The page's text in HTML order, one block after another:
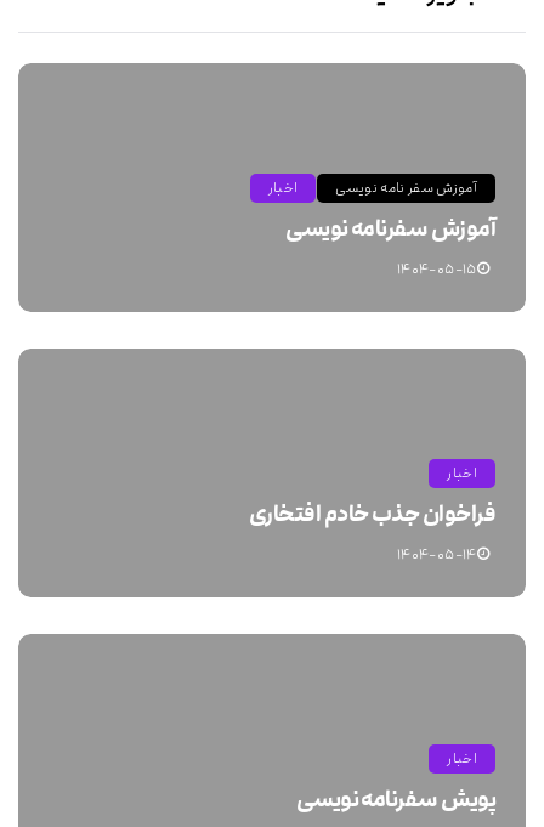
آموزش سفر نامه نویسی اخبار
آموزش سفرنامه نویسی
۱۴۰۴-۰۵-۱۵
اخبار
فراخوان جذب خادم افتخاری
۱۴۰۴-۰۵-۱۴
اخبار
پویش سفرنامه نویسی